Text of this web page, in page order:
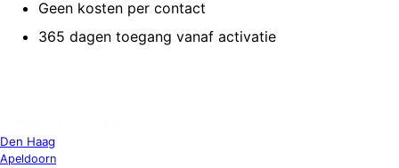
Geen kosten per contact
365 dagen toegang vanaf activatie
Den Haag
Apeldoorn